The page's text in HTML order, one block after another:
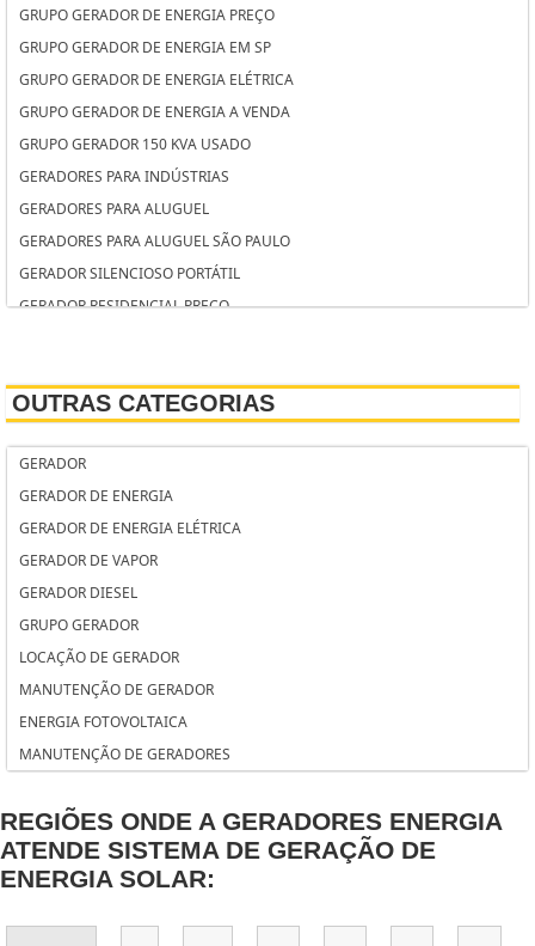
GRUPO GERADOR DE ENERGIA PREÇO
GRUPO GERADOR DE ENERGIA EM SP
GRUPO GERADOR DE ENERGIA ELÉTRICA
GRUPO GERADOR DE ENERGIA A VENDA
GRUPO GERADOR 150 KVA USADO
GERADORES PARA INDÚSTRIAS
GERADORES PARA ALUGUEL
GERADORES PARA ALUGUEL SÃO PAULO
GERADOR SILENCIOSO PORTÁTIL
GERADOR RESIDENCIAL PREÇO
GERADOR ÓLEO DIESEL
GERADOR DE ENERGIA TRIFÁSICO A DIESEL
GERADOR DE ENERGIA TOYAMA
GERADOR DE ENERGIA TOYAMA DIESEL
GERADOR DE ENERGIA TEKNA
GERADOR DE ENERGIA SILENCIOSO
GERADOR 3KVA DIESEL
GERADOR 3500 WATTS
GERADOR 300 KVA
PROJETOS DE ENERGIA SOLAR
INSTALAÇÃO DE ENERGIA SOLAR
MANUTENÇÃO DE ENERGIA SOLAR
INSTALAÇÃO DE ENERGIA SOLAR RESIDENCIAL
INSTALAÇÃO PLACA SOLAR PREÇO
OUTRAS CATEGORIAS
GERADOR
GERADOR DE ENERGIA
GERADOR DE ENERGIA ELÉTRICA
GERADOR DE VAPOR
GERADOR DIESEL
GRUPO GERADOR
LOCAÇÃO DE GERADOR
MANUTENÇÃO DE GERADOR
ENERGIA FOTOVOLTAICA
MANUTENÇÃO DE GERADORES
REGIÕES ONDE A GERADORES ENERGIA
ATENDE SISTEMA DE GERAÇÃO DE
ENERGIA SOLAR: